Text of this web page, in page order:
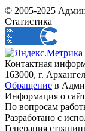
© 2005-2025
Статистика
Контактная
163000, г.
Обращение в
Информация о
По вопросам
Разработано с
Генерация